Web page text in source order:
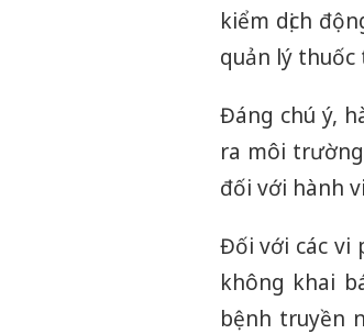
kiểm dịch
quản lý thuốc
Đáng chú ý,
ra môi
đối với hành
Đối với các vi
không khai
bệnh truyền